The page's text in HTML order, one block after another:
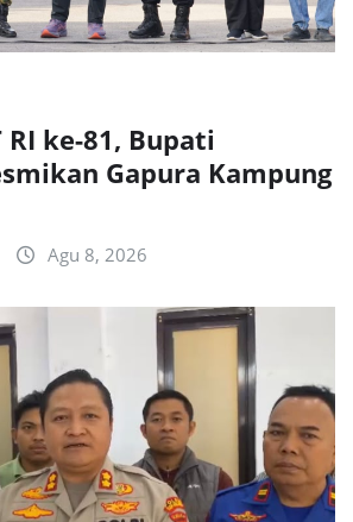
RI ke-81, Bupati
Gapura Kampung
Agu 8, 2026